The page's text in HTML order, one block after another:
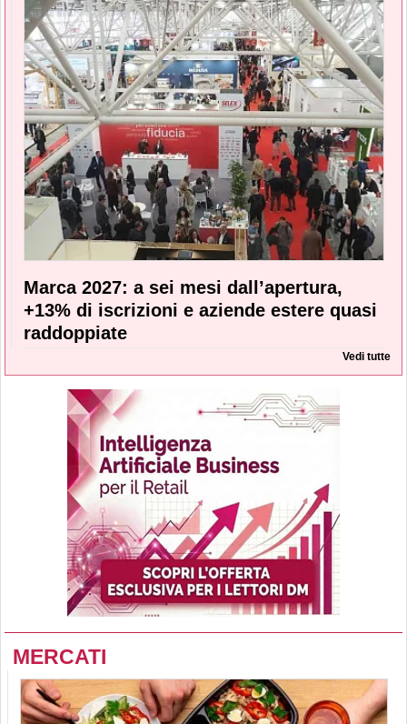
Marca 2027: a sei mesi dall’apertura,
+13% di iscrizioni e aziende estere quasi
raddoppiate
Vedi tutte
MERCATI